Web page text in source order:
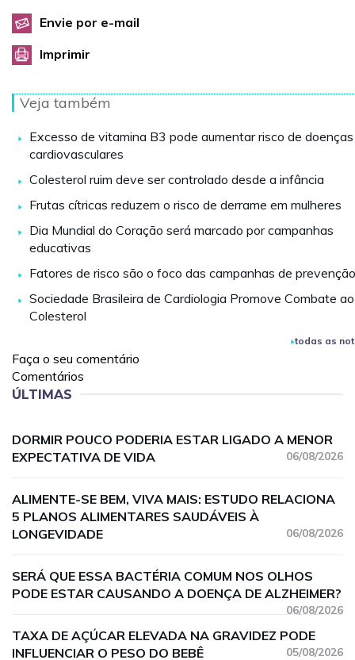
Envie por e-mail
Imprimir
Veja também
Excesso de vitamina B3 pode aumentar risco de doenças
cardiovasculares
Colesterol ruim deve ser controlado desde a infância
Frutas cítricas reduzem o risco de derrame em mulheres
Dia Mundial do Coração será marcado por campanhas
educativas
Fatores de risco são o foco das campanhas de prevenção
Sociedade Brasileira de Cardiologia Promove Combate ao
Colesterol
todas as
Faça o seu comentário
Comentários
ÚLTIMAS
DORMIR POUCO PODERIA ESTAR LIGADO A MENOR
EXPECTATIVA DE VIDA
06/08/2026
ALIMENTE-SE BEM, VIVA MAIS: ESTUDO RELACIONA
5 PLANOS ALIMENTARES SAUDÁVEIS À
LONGEVIDADE
06/08/2026
SERÁ QUE ESSA BACTÉRIA COMUM NOS OLHOS
PODE ESTAR CAUSANDO A DOENÇA DE ALZHEIMER?
06/08/2026
TAXA DE AÇÚCAR ELEVADA NA GRAVIDEZ PODE
INFLUENCIAR O PESO DO BEBÊ
05/08/2026